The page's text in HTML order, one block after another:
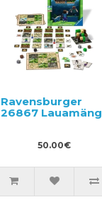
Ravensburger
26867 Lauamäng
50.00€